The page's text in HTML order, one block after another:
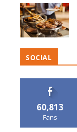
SOCIAL
60,813
Fans